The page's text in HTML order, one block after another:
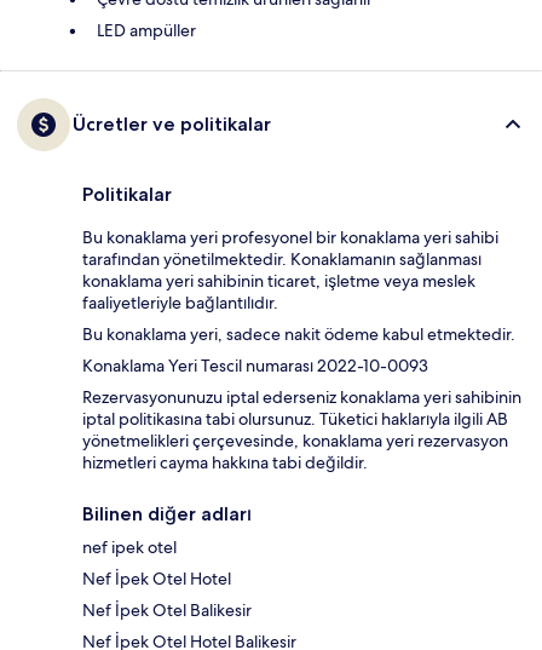
LED ampüller
Ücretler ve politikalar
Politikalar
Bu konaklama yeri profesyonel bir konaklama yeri sahibi
tarafından yönetilmektedir. Konaklamanın sağlanması
konaklama yeri sahibinin ticaret, işletme veya meslek
faaliyetleriyle bağlantılıdır.
Bu konaklama yeri, sadece nakit ödeme kabul etmektedir.
Konaklama Yeri Tescil numarası 2022-10-0093
Rezervasyonunuzu iptal ederseniz konaklama yeri sahibinin
iptal politikasına tabi olursunuz. Tüketici haklarıyla ilgili AB
yönetmelikleri çerçevesinde, konaklama yeri rezervasyon
hizmetleri cayma hakkına tabi değildir.
Bilinen diğer adları
nef ipek otel
Nef İpek Otel Hotel
Nef İpek Otel Balikesir
Nef İpek Otel Hotel Balikesir